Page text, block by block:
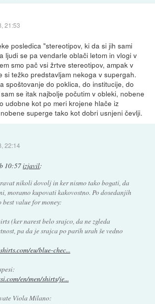
21:53
posledica "stereotipov, ki da si jih sami
ljudi se pa vendarle oblači letom in vlogi v
smo pač vsi žrtve stereotipov, ampak v
si težko predstavljam nekoga v supergah.
spoštovanje do poklica, do institucije, do
se itak najbolje počutim v obleki, nobene
udobne kot po meri krojene hlače iz
superge tako kot dobri usnjeni čevlji.
22:14
10:57izjavil:
nikoli dovolj in ker nismo tako bogati, da
moramo kupovati kakovostno. Po dosedanjih
best value for money:
(ker narest belo srajco, da ne zgleda
pa da je srajca po parih urah še vedno
eu/blue-chec...
en/men/shirts/je...
Viola Milano: